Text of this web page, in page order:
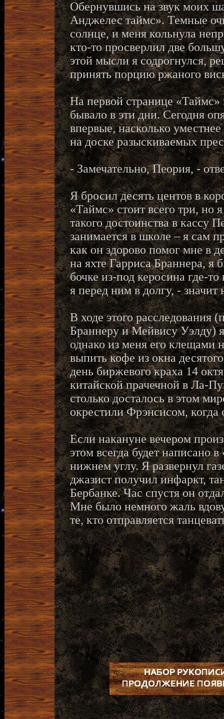
Обернувшись на звук моих
Анджелес таймс». Темные
солнце, и меня кольнула
кто-то просверлил две
этой мысли я содрогнулся,
принять порцию ржаного
На первой странице «Таймс»
бывало в эти дни. Сегодня
впервые, насколько
на доске разыскиваемых
- Замечательно, Пеория, -
Я бросил десять центов в
«Таймс» стоит всего три, но
такого достоинства в
занимается в школе – я сам
как он здорово помог мне в
на яхте Гарриса Браннера, я
бочке из-под керосина где-
я перед ним в долгу, - значит
В ходе этого расследования
Браннеру и Мейвису Уэлду)
однако из меня его клещами
выпить кофе из окна
день биржевого краха 14
китайской прачечной в Ла-
столько досталось в этом
окрестили Фрэнсисом, когда
Если накануне вечером
этом всегда будет написано
нижнем углу. Я развернул
джазист получил инфаркт,
Бербанке. Час спустя он
Мне было немного жаль
те, кто отправляется